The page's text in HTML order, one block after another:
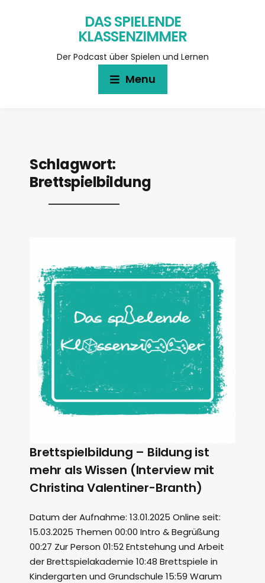
DAS SPIELENDE
KLASSENZIMMER
Der Podcast über Spielen und Lernen
Menu
Schlagwort:
Brettspielbildung
Brettspielbildung – Bildung ist
mehr als Wissen (Interview mit
Christina Valentiner-Branth)
Datum der Aufnahme: 13.01.2025 Online seit:
15.03.2025 Themen 00:00 Intro & Begrüßung
00:27 Zur Person 01:52 Entstehung und Arbeit
der Brettspielakademie 10:48 Brettspiele in
Kindergarten und Grundschule 15:59 Warum